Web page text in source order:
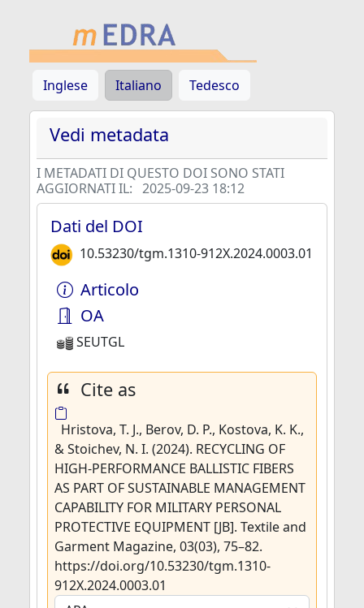
Inglese Italiano Tedesco
Vedi metadata
I METADATI DI QUESTO DOI SONO STATI
AGGIORNATI IL: 2025-09-23 18:12
Dati del DOI
10.53230/tgm.1310-912X.2024.0003.01
Articolo
OA
SEUTGL
Cite as
Hristova, T. J., Berov, D. P., Kostova, K. K.,
& Stoichev, N. I. (2024). RECYCLING OF
HIGH-PERFORMANCE BALLISTIC FIBERS
AS PART OF SUSTAINABLE MANAGEMENT
CAPABILITY FOR MILITARY PERSONAL
PROTECTIVE EQUIPMENT [JB]. Textile and
Garment Magazine, 03(03), 75–82.
https://doi.org/10.53230/tgm.1310-
912X.2024.0003.01